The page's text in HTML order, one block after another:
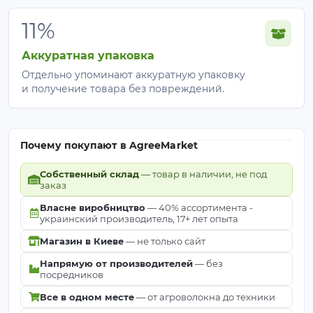
11%
Аккуратная упаковка
Отдельно упоминают аккуратную упаковку
и получение товара без повреждений.
Почему покупают в AgreeMarket
Собственный склад— товар в наличии, не под
заказ
Власне виробництво — 40% ассортимента -
украинский производитель, 17+ лет опыта
Магазин в Киеве— не только сайт
Напрямую от производителей— без
посредников
Все в одном месте— от агроволокна до техники